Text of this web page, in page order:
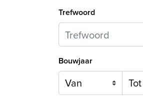
Trefwoord
Bouwjaar